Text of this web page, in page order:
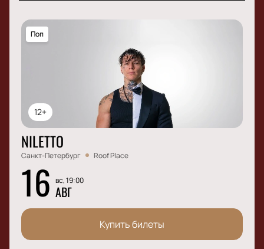
12+
Поп
NILETTO
Санкт-Петербург Roof Place
16 вс, 19:00
АВГ
Купить билеты